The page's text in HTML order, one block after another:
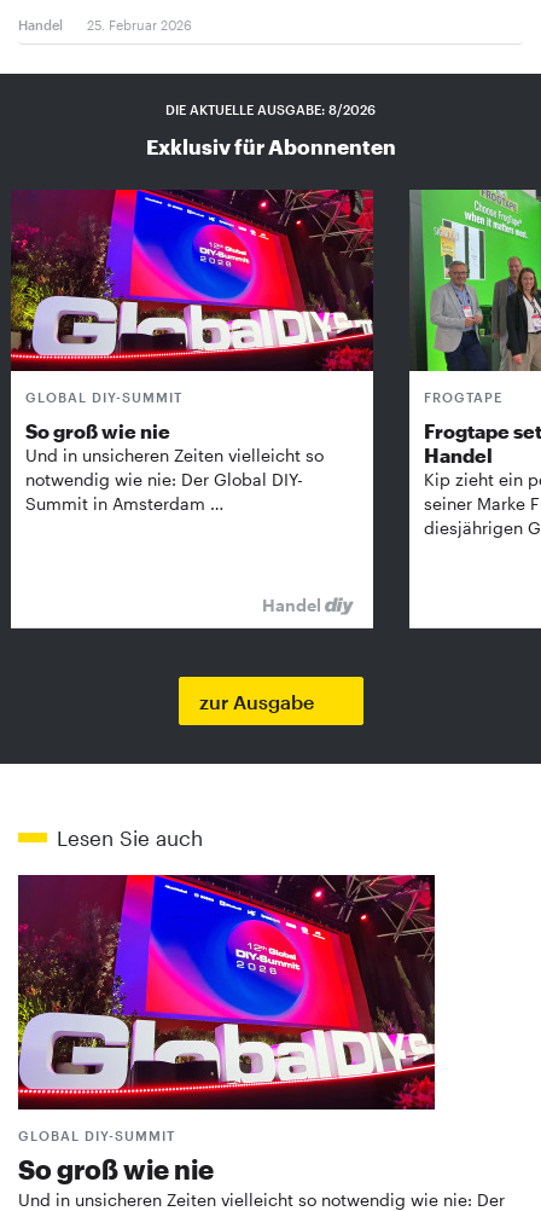
Handel 25. Februar 2026
DIE AKTUELLE AUSGABE: 8/2026
Exklusiv für Abonnenten
GLOBAL DIY-SUMMIT
So groß wie nie
Und in unsicheren Zeiten vielleicht so
notwendig wie nie: Der Global DIY-
Summit in Amsterdam …
Handel
FROGTAPE
Frogtape
Handel
Kip zieht ein
seiner Marke
diesjährigen
zur Ausgabe
Lesen Sie auch
GLOBAL DIY-SUMMIT
So groß wie nie
Und in unsicheren Zeiten vielleicht so notwendig wie nie: Der